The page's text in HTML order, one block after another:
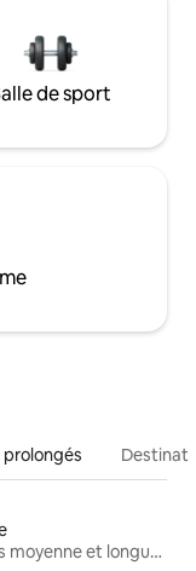
de sport
Locations moyenne et longue durée